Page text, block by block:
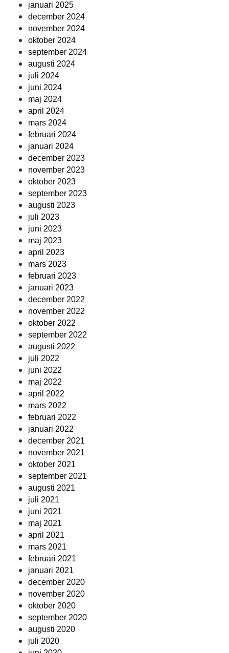
januari 2025
december 2024
november 2024
oktober 2024
september 2024
augusti 2024
juli 2024
juni 2024
maj 2024
april 2024
mars 2024
februari 2024
januari 2024
december 2023
november 2023
oktober 2023
september 2023
augusti 2023
juli 2023
juni 2023
maj 2023
april 2023
mars 2023
februari 2023
januari 2023
december 2022
november 2022
oktober 2022
september 2022
augusti 2022
juli 2022
juni 2022
maj 2022
april 2022
mars 2022
februari 2022
januari 2022
december 2021
november 2021
oktober 2021
september 2021
augusti 2021
juli 2021
juni 2021
maj 2021
april 2021
mars 2021
februari 2021
januari 2021
december 2020
november 2020
oktober 2020
september 2020
augusti 2020
juli 2020